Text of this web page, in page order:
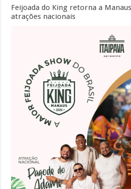
Feijoada do King retorna a
atrações nacionais